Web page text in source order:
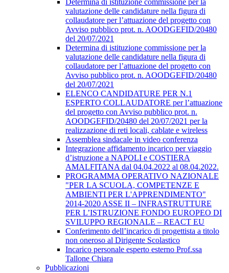
Determina di istituzione commissione per la
valutazione delle candidature nella figura di
collaudatore per l’attuazione del progetto con
Avviso pubblico prot. n. AOODGEFID/20480
del 20/07/2021
Determina di istituzione commissione per la
valutazione delle candidature nella figura di
collaudatore per l’attuazione del progetto con
Avviso pubblico prot. n. AOODGEFID/20480
del 20/07/2021
ELENCO CANDIDATURE PER N.1
ESPERTO COLLAUDATORE per l’attuazione
del progetto con Avviso pubblico prot. n.
AOODGEFID/20480 del 20/07/2021 per la
realizzazione di reti locali, cablate e wireless
Assemblea sindacale in video conferenza
Integrazione affidamento incarico per viaggio
d’istruzione a NAPOLI e COSTIERA
AMALFITANA dal 04.04.2022 al 08.04.2022.
PROGRAMMA OPERATIVO NAZIONALE
"PER LA SCUOLA, COMPETENZE E
AMBIENTI PER L'APPRENDIMENTO"
2014-2020 ASSE II – INFRASTRUTTURE
PER L’ISTRUZIONE FONDO EUROPEO DI
SVILUPPO REGIONALE – REACT EU
Conferimento dell’incarico di progettista a titolo
non oneroso al Dirigente Scolastico
Incarico personale esperto esterno Prof.ssa
Tallone Chiara
Pubblicazioni